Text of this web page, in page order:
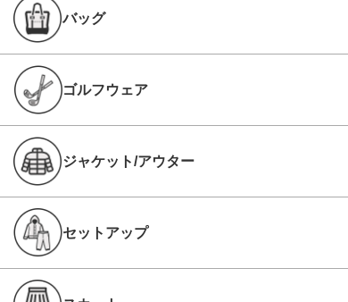
バッグ
ゴルフウェア
ジャケット/アウター
セットアップ